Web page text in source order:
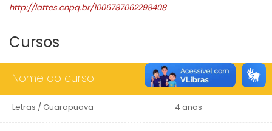
http://lattes.cnpq.br/1006787062298408
Cursos
Nome do curso Duração
Letras / Guarapuava 4 anos